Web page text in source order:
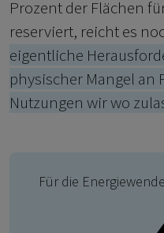
Prozent der Flächen
reserviert, reicht es
eigentliche
physischer Mangel an
Nutzungen wir wo
Für die